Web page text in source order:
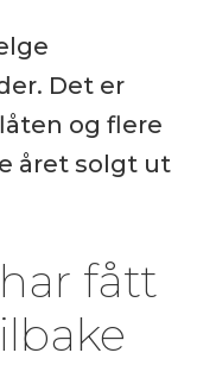
Det er
og flere
året solgt ut
fått